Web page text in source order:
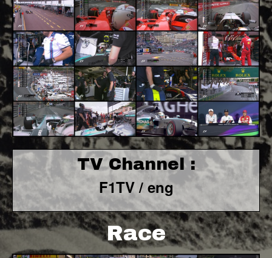
TV Channel :
F1TV / eng
Race